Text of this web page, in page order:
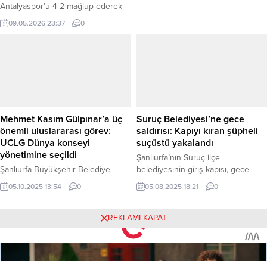
Antalyaspor’u 4-2 mağlup ederek
26. şampiyonluğunu ilan eden
Galatasaray’da, maç sonu büyük bir
Merkezi – İşte şampiyonluğun
mimarlarından öne çıkan mesajlar:...
09.05.2026 23:37 0
Mehmet Kasım Gülpınar’a üç
önemli uluslararası görev:
UCLG Dünya konseyi
yönetimine seçildi
Şanlıurfa Büyükşehir Belediye
Başkanı Mehmet Kasım Gülpınar,
Konya’da düzenlenen Birleşmiş
Doğu ve Batı Asya Bölge Teşkilatı
(UCLG-MEWA) Kongresi’nde, UCLG
Dünya Konseyi Yönetim Kurulu
Üyeliği de dahil olmak üzere üç
05.10.2025 13:54 0
Suruç Belediyesi’ne gece
saldırısı: Kapıyı kıran şüpheli
suçüstü yakalandı
Şanlıurfa’nın Suruç ilçe
belediyesinin giriş kapısı, gece
saatlerinde kimliği belirsiz bir kişi
tarafından taşlanarak ve
anı güvenlik kameralarına
yansırken, şüpheli olay yerinde
polis tarafından suçüstü yakalandı.
Haber Merkezi – Olay, dün gece
05.08.2025 18:21 0
REKLAMI KAPAT